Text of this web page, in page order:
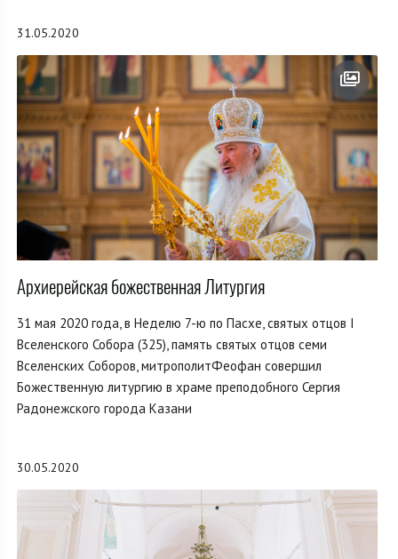
31.05.2020
Архиерейская божественная Литургия
31 мая 2020 года, в Неделю 7-ю по Пасхе, святых отцов I
Вселенского Собора (325), память святых отцов семи
Вселенских Соборов, митрополитФеофан совершил
Божественную литургию в храме преподобного Сергия
Радонежского города Казани
30.05.2020